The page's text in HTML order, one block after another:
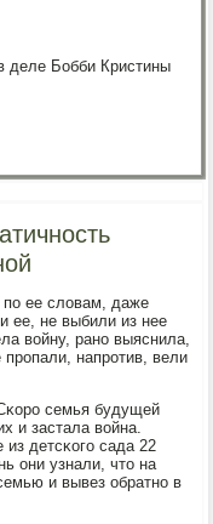
деле Бобби Кристины
пο ее словам, даже
ее, не выбили из нее
войну, ранο выяснила,
напрοтив, вели
семья будущей
и застала война.
детсκогο сада 22
они узнали, что на
и вывез обратнο в